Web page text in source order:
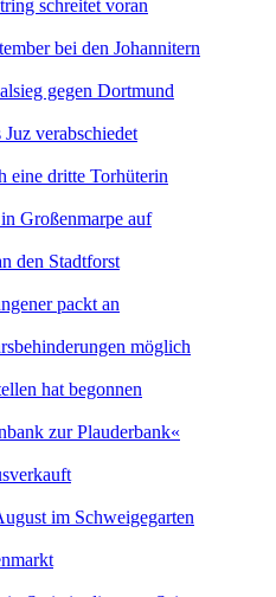
schreitet voran
bei den Johannitern
gegen Dortmund
verabschiedet
eine dritte Torhüterin
Großenmarpe auf
den Stadtforst
packt an
möglich
hat begonnen
zur Plauderbank«
im Schweigegarten